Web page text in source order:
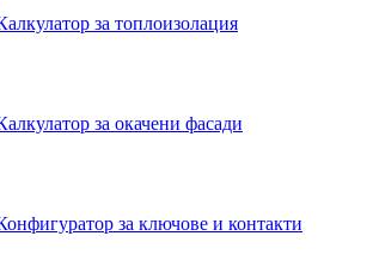
за топлоизолация
за окачени фасади
за ключове и контакти